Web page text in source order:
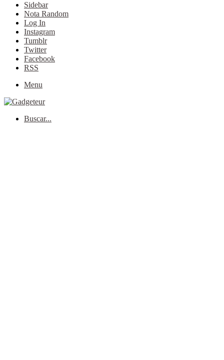
Sidebar
Nota Random
Log In
Instagram
Tumblr
Twitter
Facebook
RSS
Menu
Buscar...